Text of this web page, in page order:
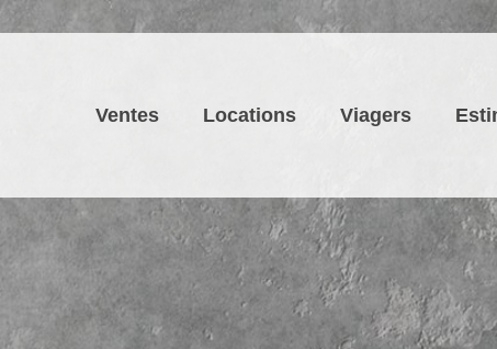
Ventes Locations Viagers